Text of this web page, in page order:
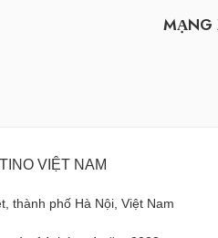
MẠNG
VIỆT NAM
thành phố Hà Nội, Việt Nam